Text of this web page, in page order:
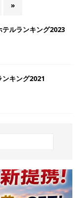
»
ルランキング2023
キング2021